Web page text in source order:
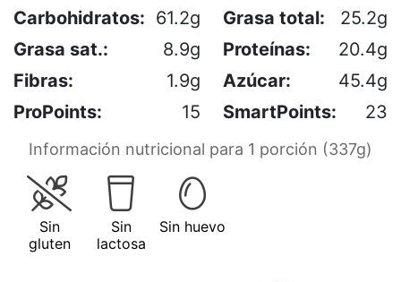
Carbohidratos: 61.2g Grasa total:
25.2g
Grasa sat.:
8.9g Proteínas:
20.4g
Fibras:
1.9g Azúcar:
45.4g
ProPoints:
15 SmartPoints: 23
Información nutricional para 1 porción (337g)
Sin
gluten
Sin
lactosa
Sin huevo